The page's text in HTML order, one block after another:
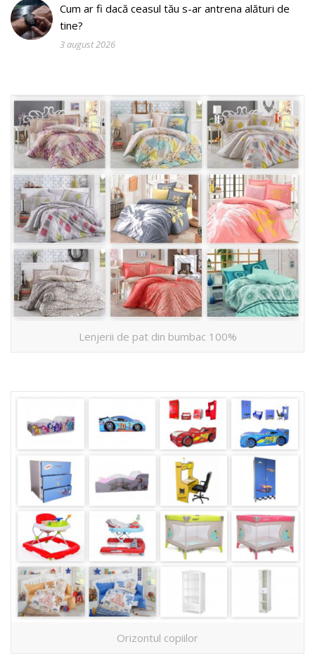
Cum ar fi dacă ceasul tău s-ar antrena alături de
tine?
3 august 2026
Lenjerii de pat din bumbac 100%
Orizontul copiilor